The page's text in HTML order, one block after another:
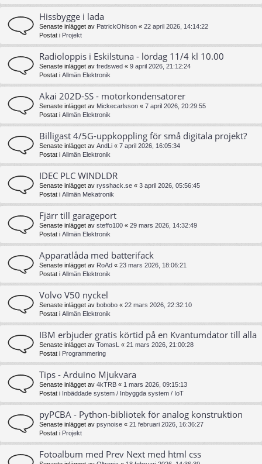
Hissbygge i lada
Senaste inlägget av PatrickOhlson « 22 april 2026, 14:14:22
Postat i Projekt
Radioloppis i Eskilstuna - lördag 11/4 kl 10.00
Senaste inlägget av fredswed « 9 april 2026, 21:12:24
Postat i Allmän Elektronik
Akai 202D-SS - motorkondensatorer
Senaste inlägget av Mickecarlsson « 7 april 2026, 20:29:55
Postat i Allmän Elektronik
Billigast 4/5G-uppkoppling för små digitala projekt?
Senaste inlägget av AndLi « 7 april 2026, 16:05:34
Postat i Allmän Elektronik
IDEC PLC WINDLDR
Senaste inlägget av rysshack.se « 3 april 2026, 05:56:45
Postat i Allmän Mekatronik
Fjärr till garageport
Senaste inlägget av steffo100 « 29 mars 2026, 14:32:49
Postat i Allmän Elektronik
Apparatlåda med batterifack
Senaste inlägget av RoAd « 23 mars 2026, 18:06:21
Postat i Allmän Elektronik
Volvo V50 nyckel
Senaste inlägget av bobobo « 22 mars 2026, 22:32:10
Postat i Allmän Elektronik
IBM erbjuder gratis körtid på en Kvantumdator till alla
Senaste inlägget av TomasL « 21 mars 2026, 21:00:28
Postat i Programmering
Tips - Arduino Mjukvara
Senaste inlägget av 4kTRB « 1 mars 2026, 09:15:13
Postat i Inbäddade system / Inbyggda system / IoT
pyPCBA - Python-bibliotek för analog konstruktion
Senaste inlägget av psynoise « 21 februari 2026, 16:36:27
Postat i Projekt
Fotoalbum med Prev Next med html css